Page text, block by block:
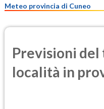
Meteo provincia di Cuneo
Previsioni
località in